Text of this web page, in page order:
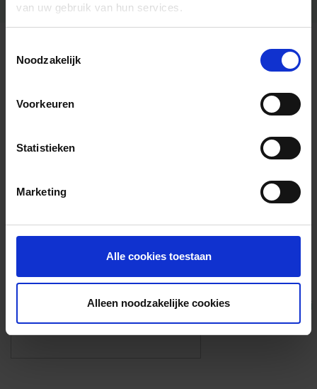
van uw gebruik van hun services.
Noodzakelijk
Voorkeuren
Statistieken
Marketing
Alle cookies toestaan
Alleen noodzakelijke cookies
Algemene informatie
Foto’s ({{photos.length}})
Eigen foto’s